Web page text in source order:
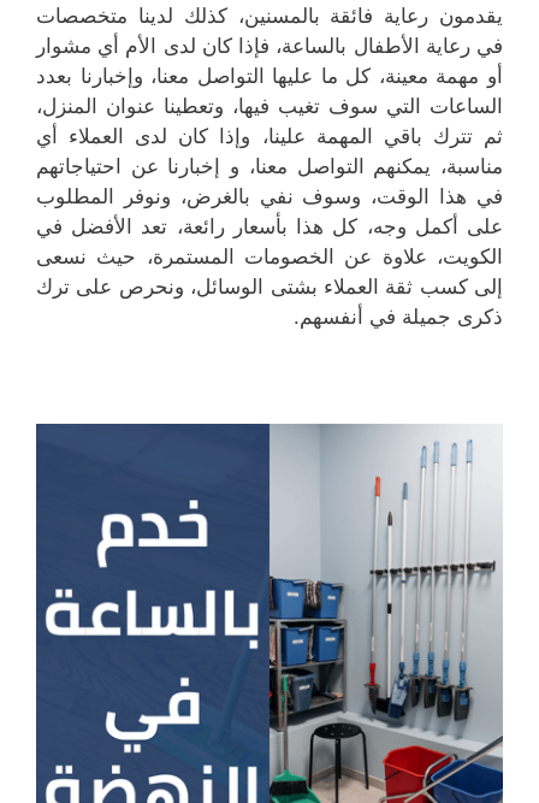
يقدمون رعاية فائقة بالمسنين، كذلك لدينا متخصصات
في رعاية الأطفال بالساعة، فإذا كان لدى الأم أي مشوار
أو مهمة معينة، كل ما عليها التواصل معنا، وإخبارنا بعدد
الساعات التي سوف تغيب فيها، وتعطينا عنوان المنزل،
ثم تترك باقي المهمة علينا، وإذا كان لدى العملاء أي
مناسبة، يمكنهم التواصل معنا، و إخبارنا عن احتياجاتهم
في هذا الوقت، وسوف نفي بالغرض، ونوفر المطلوب
على أكمل وجه، كل هذا بأسعار رائعة، تعد الأفضل في
الكويت، علاوة عن الخصومات المستمرة، حيث نسعى
إلى كسب ثقة العملاء بشتى الوسائل، ونحرص على ترك
ذكرى جميلة في أنفسهم.